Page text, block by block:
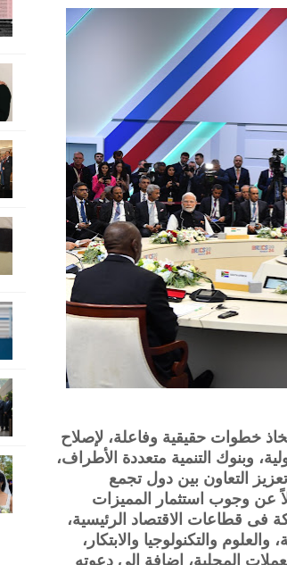
خطوات حقيقية وفاعلة، لإصلاح
وبنوك التنمية متعددة الأطراف،
تعزيز التعاون بين دول تجمع
عن وجوب استثمار المميزات
فى قطاعات الاقتصاد الرئيسية،
والتكنولوجيا والابتكار،
المحلية، إضافة إلى دعوته